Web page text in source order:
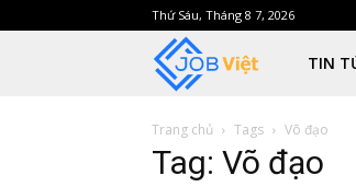
Thứ Sáu, Tháng 8 7, 2026
JobViet
TIN
Trang chủ Tags Võ đạo
Tag: Võ đạo